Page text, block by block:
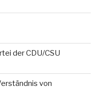
der CDU/CSU
von